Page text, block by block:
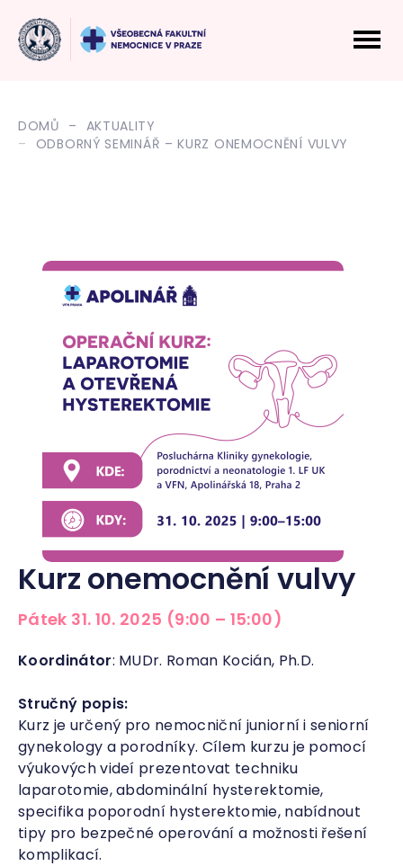
DOMŮ
AKTUALITY
ODBORNÝ SEMINÁŘ – KURZ ONEMOCNĚNÍ VULVY
Kurz onemocnění vulvy
Pátek 31. 10. 2025 (9:00 – 15:00)
Koordinátor: MUDr. Roman Kocián, Ph.D.
Stručný popis:
Kurz je určený pro nemocniční juniorní i seniorní
gynekology a porodníky. Cílem kurzu je pomocí
výukových videí prezentovat techniku
laparotomie, abdominální hysterektomie,
specifika poporodní hysterektomie, nabídnout
tipy pro bezpečné operování a možnosti řešení
komplikací.